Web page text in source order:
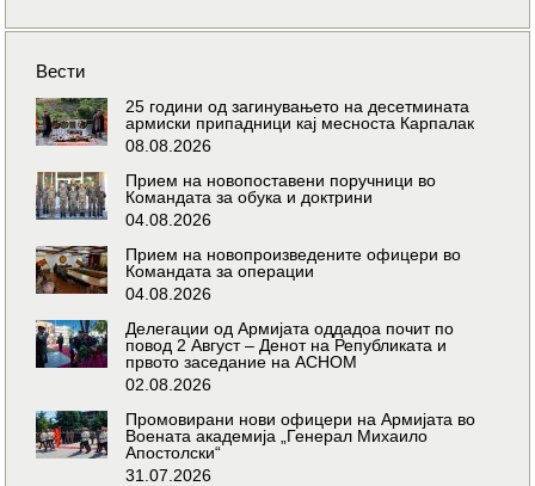
Вести
25 години од загинувањето на десетмината
армиски припадници кај месноста Карпалак
08.08.2026
Прием на новопоставени поручници во
Командата за обука и доктрини
04.08.2026
Прием на новопроизведените офицери во
Командата за операции
04.08.2026
Делегации од Армијата оддадоа почит по
повод 2 Август – Денот на Републиката и
првото заседание на АСНОМ
02.08.2026
Промовирани нови офицери на Армијата во
Воената академија „Генерал Михаило
Апостолски“
31.07.2026